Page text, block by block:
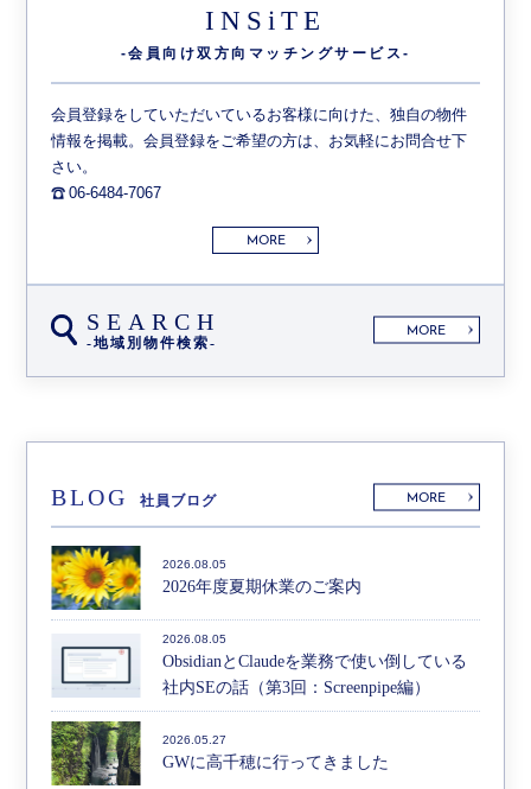
INSiTE
-会員向け双方向 マッチングサービス-
会員登録をしていただいているお客様に向けた、独自の物件
情報を掲載。会員登録をご希望の方は、お気軽にお問合せ下
さい。
06-6484-7067
MORE
SEARCH
-地域別物件検索-
MORE
BLOG 社員ブログ MORE
2026.08.05
2026年度夏期休業のご案内
2026.08.05
ObsidianとClaudeを業務で使い倒している
社内SEの話（第3回：Screenpipe編）
2026.05.27
GWに高千穂に行ってきました